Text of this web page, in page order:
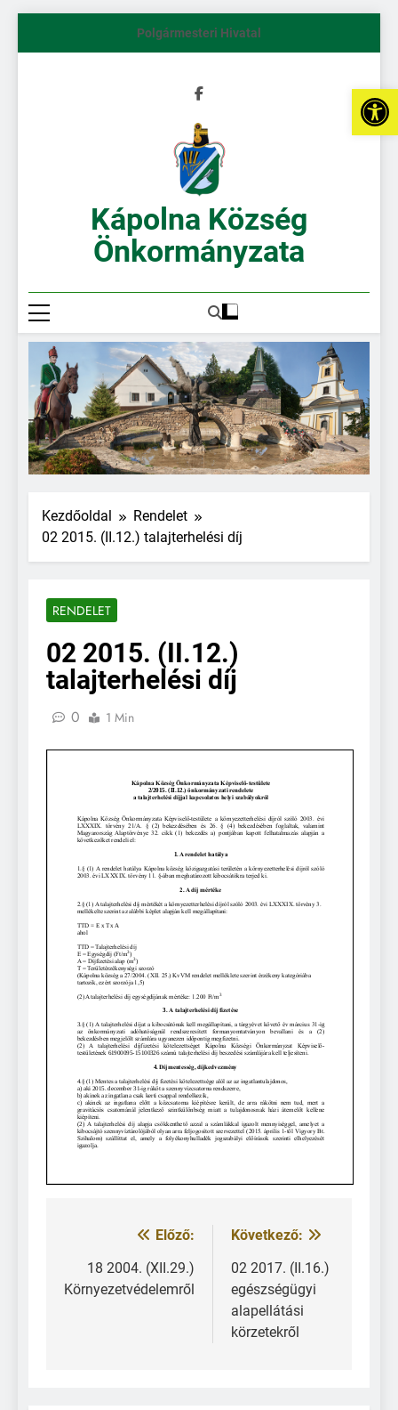
Polgármesteri Hivatal
Kápolna Község
Önkormányzata
Kezdőoldal
Rendelet
02 2015. (II.12.) talajterhelési díj
RENDELET
02 2015. (II.12.)
talajterhelési díj
0 1 Min
Előző:
18 2004. (XII.29.)
Környezetvédelemről
Következő:
02 2017. (II.16.)
egészségügyi
alapellátási
körzetekről